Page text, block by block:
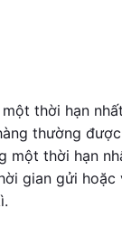
thời hạn
thường
một thời hạn
gian gửi hoặc